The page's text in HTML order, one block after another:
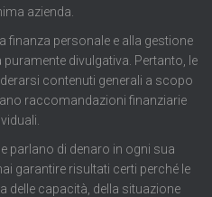
azienda.
finanza personale e alla gestione
divulgativa. Pertanto, le
contenuti generali a scopo
raccomandazioni finanziarie
parlano di denaro in ogni sua
garantire risultati certi perché le
delle capacità, della situazione